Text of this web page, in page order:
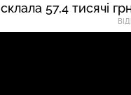
57,4 тисячі